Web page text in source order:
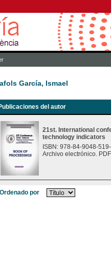
García, Ismael
del autor
21st. International
technology indicators
ISBN: 978-84-9048-
Archivo electrónico.
Ordenado por